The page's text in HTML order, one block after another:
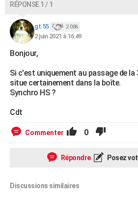
CARTE DE VOEUX
Carte de Noël
Carte Bonne année
Carte Saint-Valentin
Carte Pâques
Carte d'anniversaire
DICTIONNAIRE
Dictionnaire
Biographies
Citations
Expressions
Proverbes
S'inscrire
Se connecter
Lycées
Collèges
Primaires
Universités
Entreprises
Service militaire
Avis de recherche
AVIS DE DÉCÈS
RÉPONSE 1 / 1
gt.55 2 086
2 juin 2021 à 16:49
Bonjour,
Si c'est uniquement au passage de la
situe certainement dans la boîte.
Synchro HS ?
Cdt
Commenter 0
Répondre Posez
Discussions similaires